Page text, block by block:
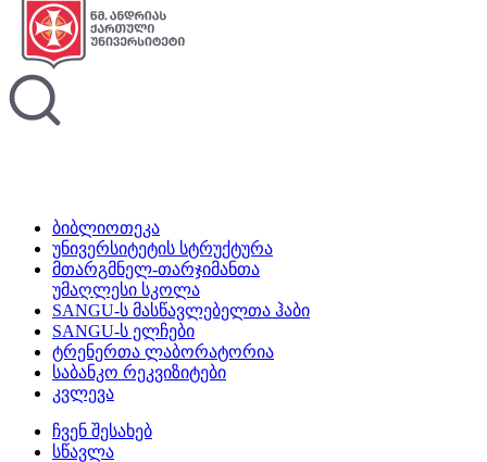
ბიბლიოთეკა
უნივერსიტეტის სტრუქტურა
მთარგმნელ-თარჯიმანთა
უმაღლესი სკოლა
SANGU-ს მასწავლებელთა ჰაბი
SANGU-ს ელჩები
ტრენერთა ლაბორატორია
საბანკო რეკვიზიტები
კვლევა
ჩვენ შესახებ
სწავლა